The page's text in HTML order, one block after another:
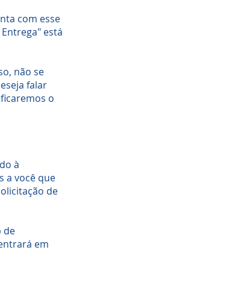
com esse
está
não se
falar
o
à
a você que
de
de
em